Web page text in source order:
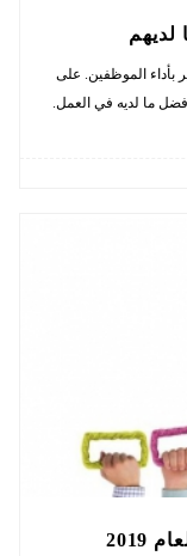
بأداء الموظفين. على
ما لديه في العمل.